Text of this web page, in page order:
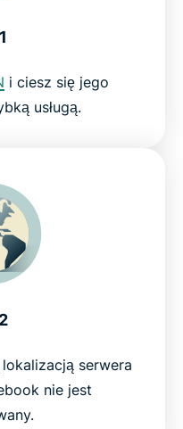
bez
i ciesz się jego
usługą.
serwera
nie jest